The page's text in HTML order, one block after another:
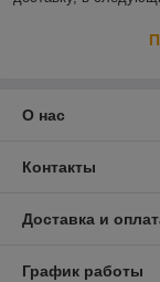
О нас
Контакты
Доставка и
График работы